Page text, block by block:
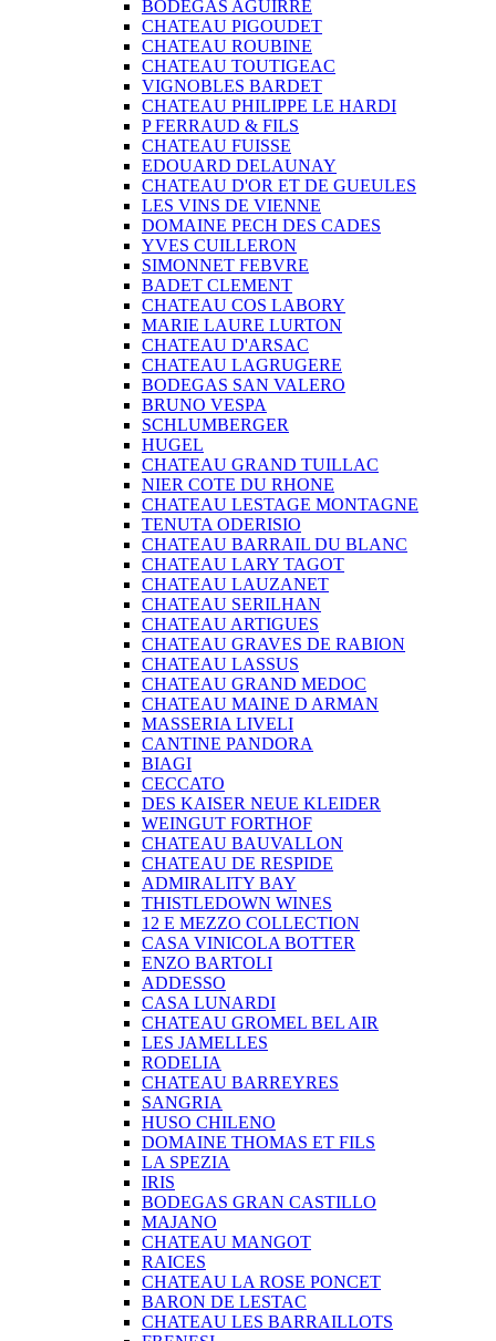
BODEGAS AGUIRRE
CHATEAU PIGOUDET
CHATEAU ROUBINE
CHATEAU TOUTIGEAC
VIGNOBLES BARDET
CHATEAU PHILIPPE LE HARDI
P FERRAUD & FILS
CHATEAU FUISSE
EDOUARD DELAUNAY
CHATEAU D'OR ET DE GUEULES
LES VINS DE VIENNE
DOMAINE PECH DES CADES
YVES CUILLERON
SIMONNET FEBVRE
BADET CLEMENT
CHATEAU COS LABORY
MARIE LAURE LURTON
CHATEAU D'ARSAC
CHATEAU LAGRUGERE
BODEGAS SAN VALERO
BRUNO VESPA
SCHLUMBERGER
HUGEL
CHATEAU GRAND TUILLAC
NIER COTE DU RHONE
CHATEAU LESTAGE MONTAGNE
TENUTA ODERISIO
CHATEAU BARRAIL DU BLANC
CHATEAU LARY TAGOT
CHATEAU LAUZANET
CHATEAU SERILHAN
CHATEAU ARTIGUES
CHATEAU GRAVES DE RABION
CHATEAU LASSUS
CHATEAU GRAND MEDOC
CHATEAU MAINE D ARMAN
MASSERIA LIVELI
CANTINE PANDORA
BIAGI
CECCATO
DES KAISER NEUE KLEIDER
WEINGUT FORTHOF
CHATEAU BAUVALLON
CHATEAU DE RESPIDE
ADMIRALITY BAY
THISTLEDOWN WINES
12 E MEZZO COLLECTION
CASA VINICOLA BOTTER
ENZO BARTOLI
ADDESSO
CASA LUNARDI
CHATEAU GROMEL BEL AIR
LES JAMELLES
RODELIA
CHATEAU BARREYRES
SANGRIA
HUSO CHILENO
DOMAINE THOMAS ET FILS
LA SPEZIA
IRIS
BODEGAS GRAN CASTILLO
MAJANO
CHATEAU MANGOT
RAICES
CHATEAU LA ROSE PONCET
BARON DE LESTAC
CHATEAU LES BARRAILLOTS